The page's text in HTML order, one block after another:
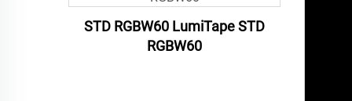
STD RGBW60 LumiTape STD
RGBW60